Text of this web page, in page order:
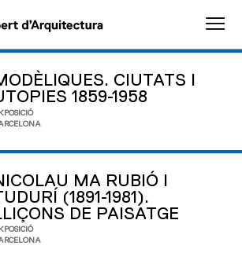
CIUTATS I
1859-1958
MA RUBIÓ I
(1891-1981).
DE PAISATGE